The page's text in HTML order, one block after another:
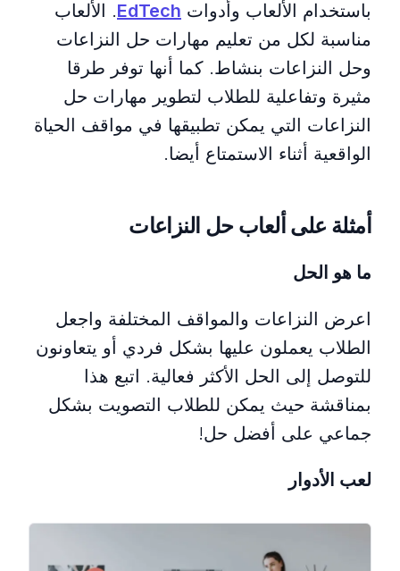
باستخدام الألعاب وأدوات EdTech. الألعاب
مناسبة لكل من تعليم مهارات حل النزاعات
وحل النزاعات بنشاط. كما أنها توفر طرقا
مثيرة وتفاعلية للطلاب لتطوير مهارات حل
النزاعات التي يمكن تطبيقها في مواقف الحياة
الواقعية أثناء الاستمتاع أيضا.
أمثلة على ألعاب حل النزاعات
ما هو الحل
اعرض النزاعات والمواقف المختلفة واجعل
الطلاب يعملون عليها بشكل فردي أو يتعاونون
للتوصل إلى الحل الأكثر فعالية. اتبع هذا
بمناقشة حيث يمكن للطلاب التصويت بشكل
جماعي على أفضل حل!
لعب الأدوار